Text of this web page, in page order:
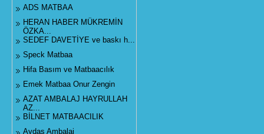
ADS MATBAA
HERAN HABER MÜKREMİN
ÖZKA...
SEDEF DAVETİYE ve baskı h...
Speck Matbaa
Hifa Basım ve Matbaacılık
Emek Matbaa Onur Zengin
AZAT AMBALAJ HAYRULLAH
AZ...
BİLNET MATBAACILIK
Aydaş Ambalaj